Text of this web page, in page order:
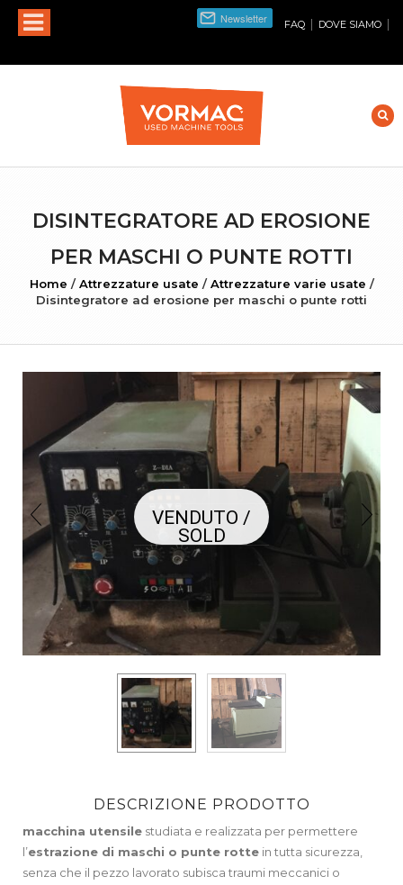
FAQ | DOVE SIAMO |
DISINTEGRATORE AD EROSIONE
PER MASCHI O PUNTE ROTTI
Home / Attrezzature usate / Attrezzature varie usate /
Disintegratore ad erosione per maschi o punte rotti
VENDUTO /
SOLD
DESCRIZIONE PRODOTTO
macchina utensile studiata e realizzata per permettere
l’estrazione di maschi o punte rotte in tutta sicurezza,
senza che il pezzo lavorato subisca traumi meccanici o